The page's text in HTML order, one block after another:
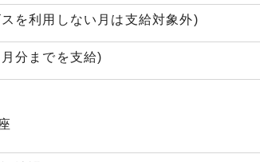
を利用しない月は支給対象外)
分までを支給)